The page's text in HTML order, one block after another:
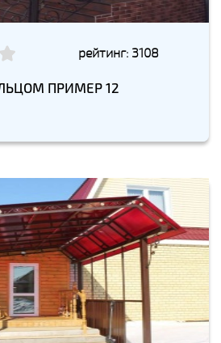
рейтинг: 3108
ПРИМЕР 12